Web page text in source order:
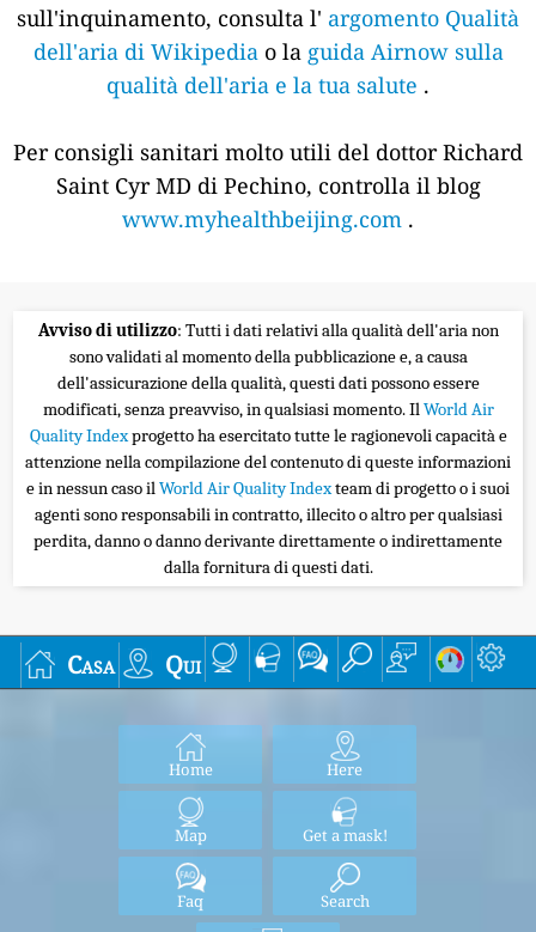
sull'inquinamento, consulta l' argomento Qualità
dell'aria di Wikipediao la guida Airnow sulla
qualità dell'aria e la tua salute .
Per consigli sanitari molto utili del dottor Richard
Saint Cyr MD di Pechino, controlla il blog
www.myhealthbeijing.com .
Avviso di utilizzo: Tutti i dati relativi alla qualità dell'aria non
sono validati al momento della pubblicazione e, a causa
dell'assicurazione della qualità, questi dati possono essere
modificati, senza preavviso, in qualsiasi momento. IlWorld Air
Quality Indexprogetto ha esercitato tutte le ragionevoli capacità e
attenzione nella compilazione del contenuto di queste informazioni
e in nessun caso ilWorld Air Quality Indexteam di progetto o i suoi
agenti sono responsabili in contratto, illecito o altro per qualsiasi
perdita, danno o danno derivante direttamente o indirettamente
dalla fornitura di questi dati.
Casa Qui
Home Here
Map Get a mask!
Faq Search